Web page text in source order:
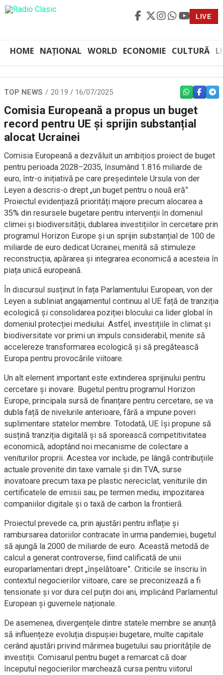
LIVE
HOME NAȚIONAL WORLD ECONOMIE CULTURĂ
TOP NEWS 20:19 / 16/07/2025 WHATSAPP
Comisia Europeană a propus un buget
record pentru UE și sprijin substanțial
alocat Ucrainei
Comisia Europeană a dezvăluit un ambițios proiect de buget
pentru perioada 2028–2035, însumând 1.816 miliarde de
euro, într-o inițiativă pe care președintele Ursula von der
Leyen a descris-o drept „un buget pentru o nouă eră”.
Proiectul evidențiază priorități majore precum alocarea a
35% din resursele bugetare pentru intervenții în domeniul
climei și biodiversității, dublarea investițiilor în cercetare prin
programul Horizon Europe și un sprijin substanțial de 100 de
miliarde de euro dedicat Ucrainei, menită să stimuleze
reconstrucția, apărarea și integrarea economică a acesteia în
piața unică europeană.
În discursul susținut în fața Parlamentului European, von der
Leyen a subliniat angajamentul continuu al UE față de tranziția
ecologică și consolidarea poziției blocului ca lider global în
domeniul protecției mediului. Astfel, investițiile în climat și
biodiversitate vor primi un impuls considerabil, menite să
accelereze transformarea ecologică și să pregătească
Europa pentru provocările viitoare.
Un alt element important este extinderea sprijinului pentru
cercetare și inovare. Bugetul pentru programul Horizon
Europe, principala sursă de finanțare pentru cercetare, se va
dubla față de nivelurile anterioare, fără a impune poveri
suplimentare statelor membre. Totodată, UE își propune să
susțină tranziția digitală și să sporească competitivitatea
economică, adoptând noi mecanisme de colectare a
veniturilor proprii. Acestea vor include, pe lângă contribuțiile
actuale provenite din taxe vamale și din TVA, surse
inovatoare precum taxa pe plastic nereciclat, veniturile din
certificatele de emisii sau, pe termen mediu, impozitarea
companiilor digitale și o taxă de carbon la frontieră.
Proiectul prevede ca, prin ajustări pentru inflație și
rambursarea datoriilor contracate în urma pandemiei, bugetul
să ajungă la 2000 de miliarde de euro. Această metodă de
calcul a generat controverse, fiind calificată de unii
europarlamentari drept „înșelătoare”. Criticile se înscriu în
contextul negocierilor viitoare, care se preconizează a fi
tensionate și vor dura cel puțin doi ani, implicând Parlamentul
European și guvernele naționale.
De asemenea, divergențele dintre statele membre se anunță
să influențeze evoluția dispușiei bugetare, multe capitale
cerând ajustări privind mărimea bugetului sau prioritățile de
investiții. Comisarul pentru buget a remarcat că doar
începutul negocierilor marchează cursa pentru viitorul